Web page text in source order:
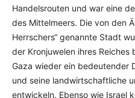
Handelsrouten und war eine
des Mittelmeers. Die von den
Herrschers“ genannte Stadt
der Kronjuwelen ihres
Gaza wieder ein bedeutender
und seine landwirtschaftliche
entwickeln. Ebenso wie Israel